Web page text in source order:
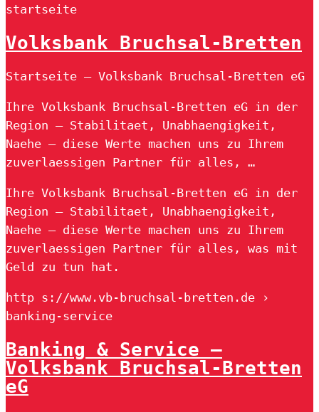
startseite
Volksbank Bruchsal-Bretten
Startseite – Volksbank Bruchsal-Bretten eG
Ihre Volksbank Bruchsal-Bretten eG in der
Region – Stabilitaet, Unabhaengigkeit,
Naehe – diese Werte machen uns zu Ihrem
zuverlaessigen Partner für alles, …
Ihre Volksbank Bruchsal-Bretten eG in der
Region – Stabilitaet, Unabhaengigkeit,
Naehe – diese Werte machen uns zu Ihrem
zuverlaessigen Partner für alles, was mit
Geld zu tun hat.
http s://www.vb-bruchsal-bretten.de ›
banking-service
Banking & Service –
Volksbank Bruchsal-Bretten
eG